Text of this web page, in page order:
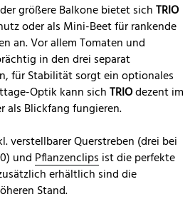
größere Balkone bietet sichTRIO
oder als Mini-Beet für rankende
an. Vor allem Tomaten und
in den drei separat
für Stabilität sorgt ein optionales
Optik kann sichTRIOdezent im
als Blickfang fungieren.
verstellbarer Querstreben (drei bei
und Pflanzenclips ist die perfekte
erhältlich sind die
Stand.